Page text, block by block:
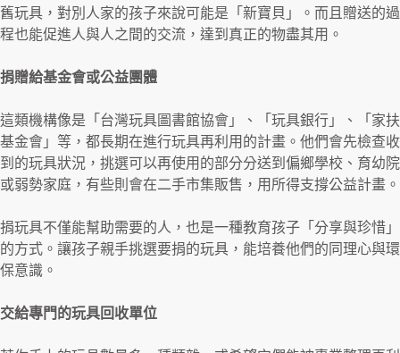
舊玩具，對別人家的孩子來說可能是「新寶貝」。而且贈送的過
程也能促進人與人之間的交流，達到真正的物盡其用。
捐贈給基金會或公益團體
這類機構像是「台灣玩具圖書館協會」、「玩具銀行」、「家扶
基金會」等，都長期在進行玩具再利用的計畫。他們會先檢查收
到的玩具狀況，挑選可以再使用的部分分送到偏鄉學校、育幼院
或弱勢家庭，有些則會在二手市集販售，用所得支撐公益計畫。
捐玩具不僅能幫助需要的人，也是一種教育孩子「分享與珍惜」
的方式。讓孩子親手挑選要捐的玩具，能培養他們的同理心與環
保意識。
交給專門的玩具回收單位